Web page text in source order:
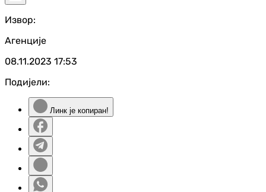
Извор:
Агенције
08.11.2023 17:53
Подијели:
Линк је копиран!